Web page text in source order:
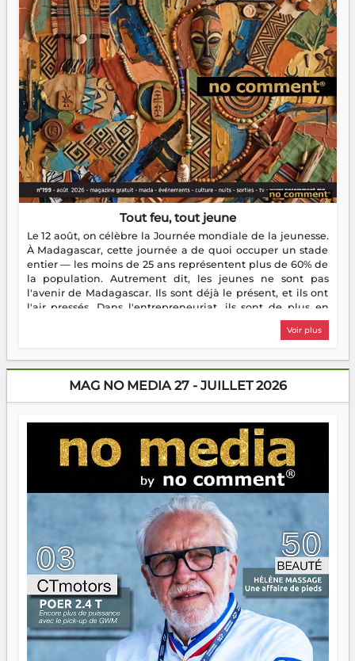
Tout feu, tout jeune
Le 12 août, on célèbre la Journée mondiale de la jeunesse.
À Madagascar, cette journée a de quoi occuper un stade
entier — les moins de 25 ans représentent plus de 60% de
la population. Autrement dit, les jeunes ne sont pas
l'avenir de Madagascar. Ils sont déjà le présent, et ils ont
l'air pressés. Dans l'entrepreneuriat, ils sont de plus en
plus nombreux à se lancer, à créer, à risquer — souvent
sans filet, souvent sans aide, mais toujours avec cette
dorment vraiment la nuit. En culture, les nouvelles sont
encore meilleures. Aina Rasamoelina vient de décrocher le
Prix RFI Instrumental Afrique. Miangaly Elia rafle le Prix
jeunes qui tiennent la torche. Alors oui, on pourrait
s'arrêter là, applaudir et rentrer chez soi satisfait. Mais ce
serait passer à côté d'une chose essentielle. La fougue, ça
brûle fort — et parfois, ça brûle vite. Une flamme sans
direction peut éclairer autant qu'elle peut consumer. C'est
là que les aînés entrent en scène — pas pour reprendre le
gouvernail, mais pour montrer où sont les récifs. Les jeunes
ont la force, les vieux ont l'expérience, comme on dit. Ce
n'est pas un combat de générations — c'est une question
d'équipage. Partagez vos réussites, mais aussi vos échecs.
Surtout vos échecs, d'ailleurs — ils enseignent mieux que
n'importe quel manuel. À Madagascar, la barque avance.
Il faut juste s'assurer que tout le monde rame dans le
même sens.
Voir plus
MAG NO MEDIA 27 - JUILLET 2026